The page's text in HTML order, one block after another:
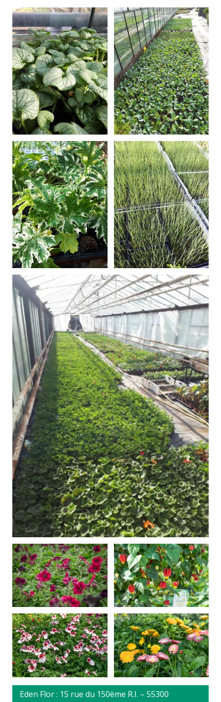
Eden Flor : 15 rue du 150ème R.I. – 55300